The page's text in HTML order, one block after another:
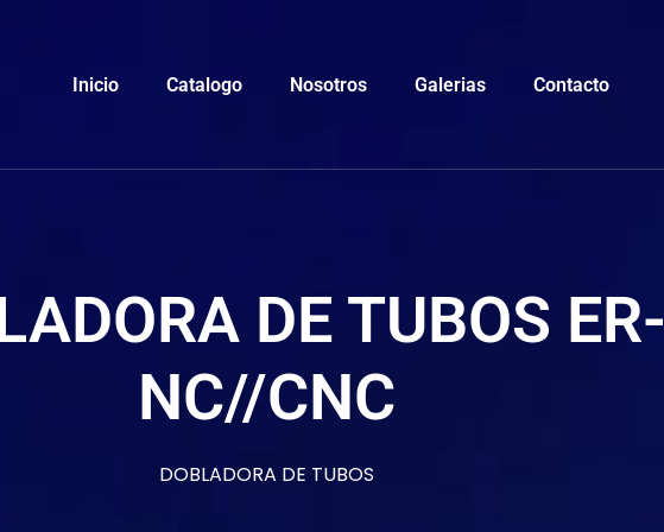
Inicio Catalogo Nosotros Galerias Contacto
DE TUBOS ER-
NC//CNC
DOBLADORA DE TUBOS